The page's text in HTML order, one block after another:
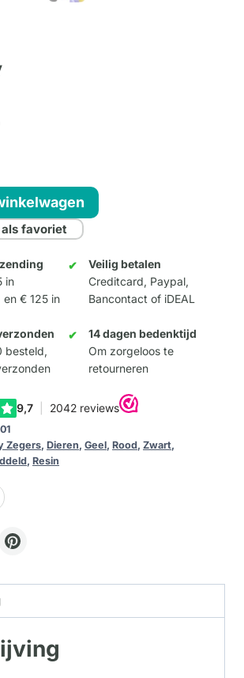
favoriet
in
€ 125 in
Veilig betalen
Creditcard, Paypal,
Bancontact of iDEAL
besteld,
14 dagen bedenktijd
Om zorgeloos te
retourneren
Zegers, Dieren, Geel, Rood, Zwart,
, Resin